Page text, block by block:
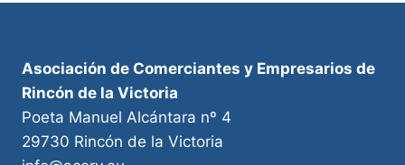
Asociación de Comerciantes y Empresarios de
Rincón de la Victoria
Poeta Manuel Alcántara nº 4
29730 Rincón de la Victoria